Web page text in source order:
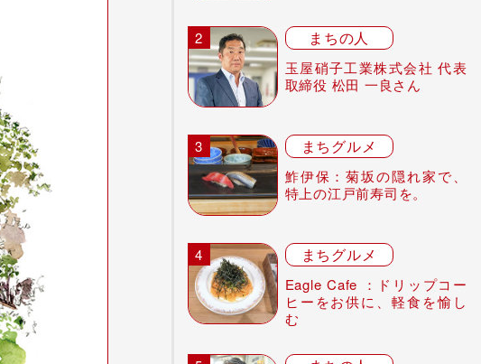
まちの人
玉屋硝子工業株式会社 代表
取締役 松田 一良さん
まちグルメ
鮓伊保：菊坂の隠れ家で、
特上の江戸前寿司を。
まちグルメ
Eagle Cafe ：ドリップコー
ヒーをお供に、軽食を愉し
む